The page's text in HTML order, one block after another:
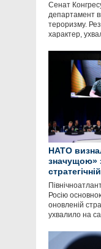
Сенат
департамент
тероризму.
характер,
НАТО
значущою»
Росію
оновленій
ухвалило на